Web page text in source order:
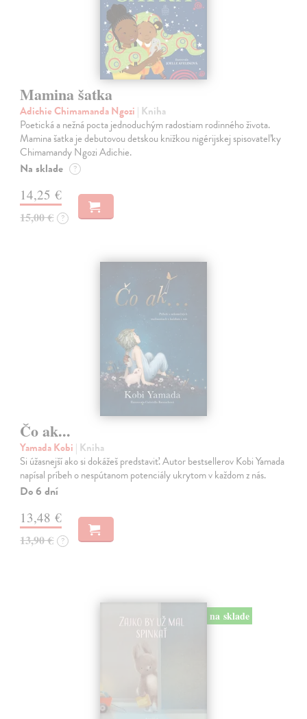
Mamina šatka
Adichie Chimamanda Ngozi | Kniha
Poetická a nežná pocta jednoduchým radostiam rodinného života.
Mamina šatka je debutovou detskou knižkou nigérijskej spisovateľky
Chimamandy Ngozi Adichie.
Na sklade ?
14,25 €
15,00 € ?
Čo ak...
Yamada Kobi | Kniha
Si úžasnejší ako si dokážeš predstaviť. Autor bestsellerov Kobi Yamada
napísal príbeh o nespútanom potenciály ukrytom v každom z nás.
Do 6 dní
13,48 €
13,90 € ?
na sklade